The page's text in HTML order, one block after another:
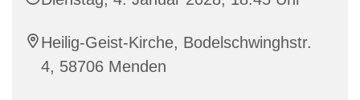
Heilig-Geist-Kirche, Bodelschwinghstr.
4, 58706 Menden